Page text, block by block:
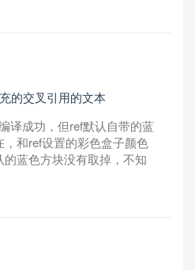
的交叉引用的文本
译成功，但ref默认自带的蓝
和ref设置的彩色盒子颜色
蓝色方块没有取掉，不知